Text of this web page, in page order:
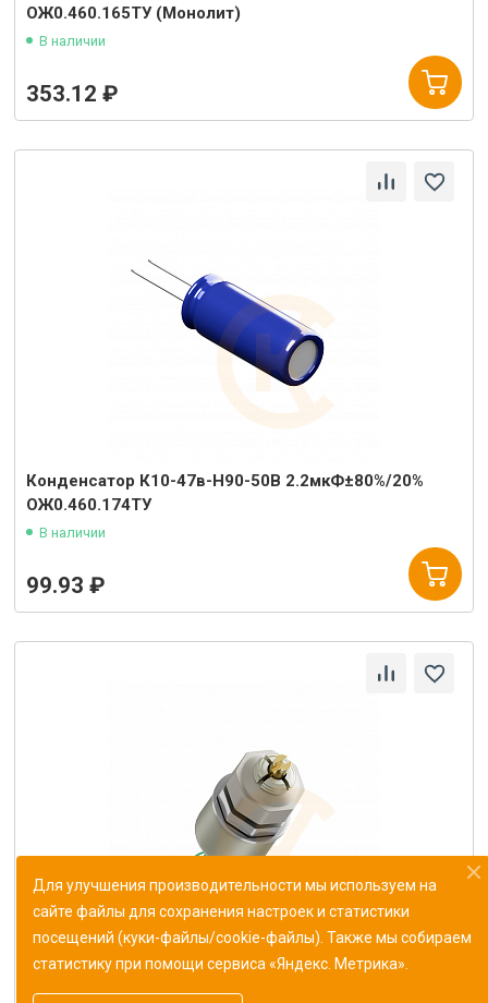
ОЖ0.460.165ТУ (Монолит)
В наличии
353.12 ₽
Конденсатор К10-47в-Н90-50В 2.2мкФ±80%/20%
ОЖ0.460.174ТУ
В наличии
99.93 ₽
Резистор переменный СП5-20ВА-2 10кОм±10%
ОЖ0.468.540 ТУ
Для улучшения производительности мы используем на
сайте файлы для сохранения настроек и статистики
посещений (куки-файлы/cookie-файлы). Также мы собираем
статистику при помощи сервиса «Яндекс. Метрика».